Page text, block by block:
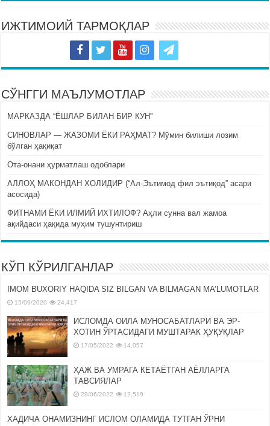
ИЖТИМОИЙ ТАРМОҚЛАР
СЎНГГИ МАЪЛУМОТЛАР
МАРКАЗДА “ЁШЛАР БИЛАН БИР КУН”
СИНОВЛАР — ЖАЗОМИ ЁКИ РАҲМАТ? Мўмин билиши лозим
бўлган ҳақиқат
Ота-онани ҳурматлаш одоблари
АЛЛОҲ МАКОНДАН ХОЛИДИР (“Ал-Эътимод фил эътиқод” асари
асосида)
ФИТНАМИ ЁКИ ИЛМИЙ ИХТИЛОФ? Аҳли сунна вал жамоа
ақийдаси ҳақида муҳим тушунтириш
КЎП КЎРИЛГАНЛАР
IMOM BUXORIY HAQIDA SIZ BILGAN VA BILMAGAN MA’LUMOTLAR
15/09/2020 24,417
ИСЛОМДА ОИЛА МУНОСАБАТЛАРИ ВА ЭР-
ХОТИН ЎРТАСИДАГИ МУШТАРАК ҲУҚУҚЛАР
17/05/2022 14,057
ҲАЖ ВА УМРАГА КЕТАЁТГАН АЁЛЛАРГА
ТАВСИЯЛАР
29/06/2022 12,519
ХАДИЧА ОНАМИЗНИНГ ИСЛОМ ОЛАМИДА ТУТГАН ЎРНИ